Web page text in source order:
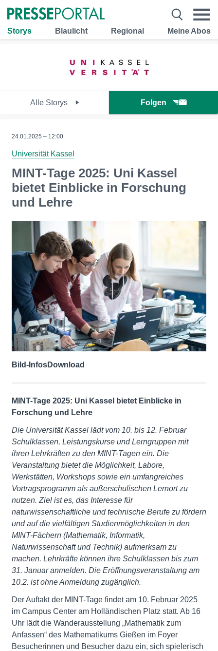
Storys Blaulicht Regional Meine Abos
Alle Storys Folgen
24.01.2025 – 12:00
Universität Kassel
MINT-Tage 2025: Uni Kassel
bietet Einblicke in Forschung
und Lehre
Bild-InfosDownload
MINT-Tage 2025: Uni Kassel bietet Einblicke in
Forschung und Lehre
Die Universität Kassel lädt vom 10. bis 12. Februar
Schulklassen, Leistungskurse und Lerngruppen mit
ihren Lehrkräften zu den MINT-Tagen ein. Die
Veranstaltung bietet die Möglichkeit, Labore,
Werkstätten, Workshops sowie ein umfangreiches
Vortragsprogramm als außerschulischen Lernort zu
nutzen. Ziel ist es, das Interesse für
naturwissenschaftliche und technische Berufe zu fördern
und auf die vielfältigen Studienmöglichkeiten in den
MINT-Fächern (Mathematik, Informatik,
Naturwissenschaft und Technik) aufmerksam zu
machen. Lehrkräfte können ihre Schulklassen bis zum
31. Januar anmelden. Die Eröffnungsveranstaltung am
10.2. ist ohne Anmeldung zugänglich.
Der Auftakt der MINT-Tage findet am 10. Februar 2025
im Campus Center am Holländischen Platz statt. Ab 16
Uhr lädt die Wanderausstellung „Mathematik zum
Anfassen“ des Mathematikums Gießen im Foyer
Besucherinnen und Besucher dazu ein, sich spielerisch